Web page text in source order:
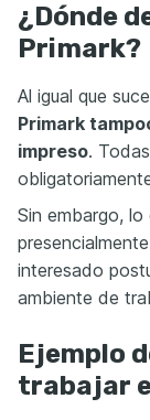
¿Dónde
Primark?
Al igual que
Primark
impreso.
Sin embargo,
interesado
ambiente de
Ejemplo
trabajar